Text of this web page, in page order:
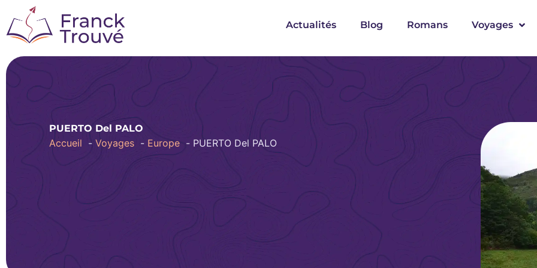
contenu
Actualités Blog Romans Voyages
PUERTO Del PALO
Accueil Voyages Europe PUERTO Del PALO